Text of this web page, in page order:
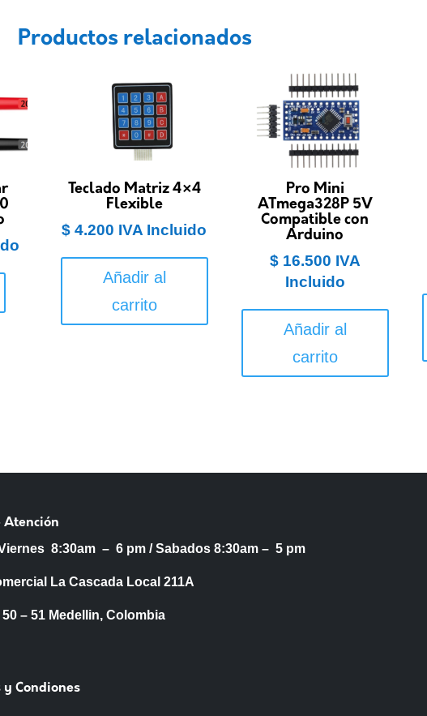
Productos relacionados
Teclado Matriz 4×4
Flexible
$ 4.200 IVA Incluido
Añadir al
carrito
Pro Mini
ATmega328P 5V
Compatible con
Arduino
$16.500 IVA
Incluido
Añadir al
carrito
Atención
8:30am – 6 pm /Sabados 8:30am – 5 pm
La Cascada Local 211A
– 51 Medellin, Colombia
y Condiones